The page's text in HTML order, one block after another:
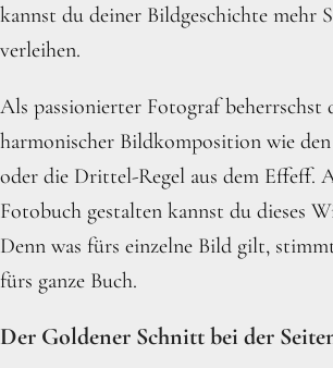
kannst du deiner Bildgeschichte mehr
verleihen.
Als passionierter Fotograf beherrschst
harmonischer Bildkomposition wie
oder die Drittel-Regel aus dem Effeff.
Fotobuch gestalten kannst du dieses
Denn was fürs einzelne Bild gilt,
fürs ganze Buch.
Der Goldener Schnitt bei der